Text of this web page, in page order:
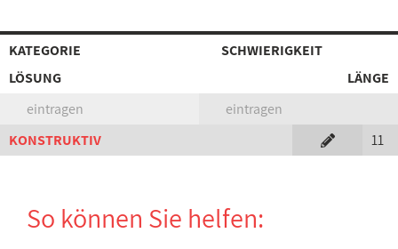
KATEGORIE
SCHWIERIGKEIT
LÖSUNG
LÄNGE
eintragen
eintragen
KONSTRUKTIV
11
So können Sie helfen: